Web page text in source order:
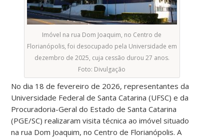
Imóvel na rua Dom Joaquim, no Centro de
Florianópolis, foi desocupado pela Universidade em
dezembro de 2025, cuja cessão durou 27 anos.
Foto: Divulgação
No dia 18 de fevereiro de 2026, representantes da
Universidade Federal de Santa Catarina (UFSC) e da
Procuradoria-Geral do Estado de Santa Catarina
(PGE/SC) realizaram visita técnica ao imóvel situado
na rua Dom Joaquim, no Centro de Florianópolis. A